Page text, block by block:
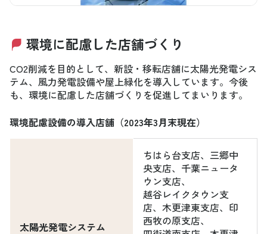
環境に配慮した店舗づくり
CO2削減を目的として、新設・移転店舗に太陽光発電シス
テム、風力発電設備や屋上緑化を導入しています。今後
も、環境に配慮した店舗づくりを促進してまいります。
環境配慮設備の導入店舗（2023年3月末現在）
太陽光発電システム
ちはら台支店、三郷中
央支店、千葉ニュータ
ウン支店、
越谷レイクタウン支
店、木更津東支店、印
西牧の原支店、